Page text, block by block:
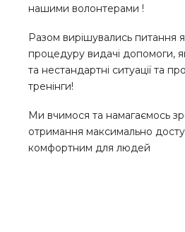
нашими волонтерами !
Разом вирішувались питання
процедуру видачі допомоги,
та нестандартні ситуації та
тренінги!
Ми вчимося та намагаємось
отримання максимально
комфортним для людей